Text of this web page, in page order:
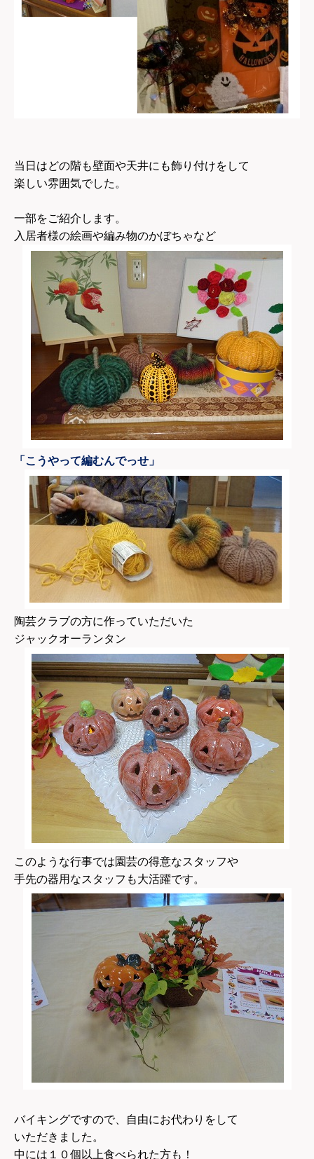
当日はどの階も壁面や天井にも飾り付けをして
楽しい雰囲気でした。
一部をご紹介します。
入居者様の絵画や編み物のかぼちゃなど
「こうやって編むんでっせ」
陶芸クラブの方に作っていただいた
ジャックオーランタン
このような行事では園芸の得意なスタッフや
手先の器用なスタッフも大活躍です。
バイキングですので、自由にお代わりをして
いただきました。
中には１０個以上食べられた方も！